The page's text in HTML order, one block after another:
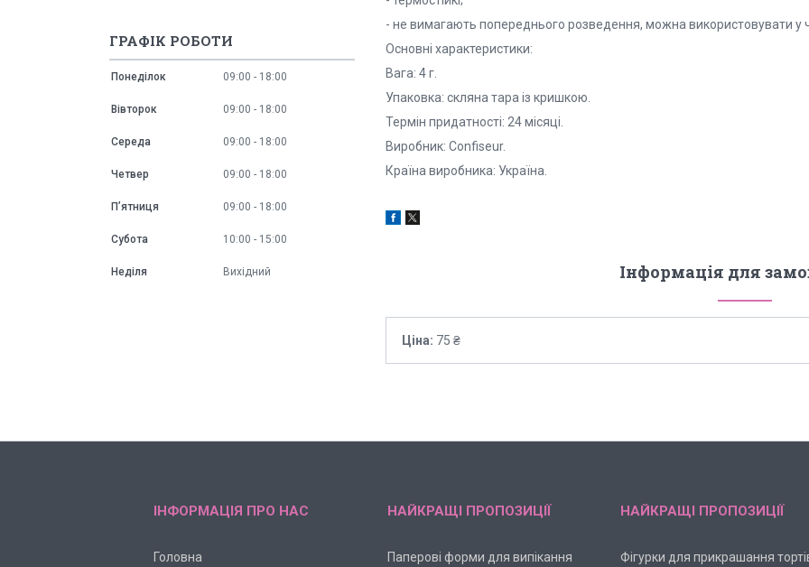
- не вимагають попереднього розведення, можна використовувати у
Основні характеристики:
Вага: 4 г.
Упаковка: скляна тара із кришкою.
Термін придатності: 24 місяці.
Виробник: Confiseur.
Країна виробника: Україна.
Інформація для
Ціна: 75 ₴
ГРАФІК РОБОТИ
Понеділок 09:00 18:00
Вівторок 09:00 18:00
Середа 09:00 18:00
Четвер 09:00 18:00
Пʼятниця 09:00 18:00
Субота 10:00 15:00
Неділя Вихідний
ІНФОРМАЦІЯ ПРО НАС
Головна
НАЙКРАЩІ ПРОПОЗИЦІЇ
Паперові форми для випікання
НАЙКРАЩІ ПРОПОЗИЦІЇ
Фігурки для прикрашання